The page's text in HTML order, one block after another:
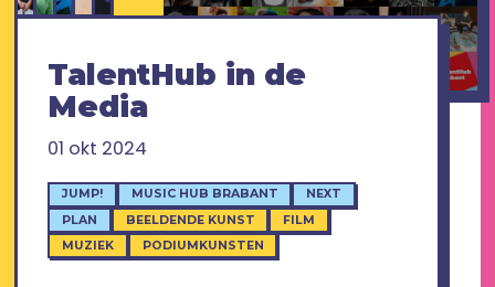
TalentHub in de
Media
01 okt 2024
JUMP! MUSIC HUB BRABANT
NEXT
PLAN
BEELDENDE KUNST
FILM
MUZIEK
PODIUMKUNSTEN